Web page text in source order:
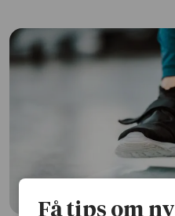
Få tips om ny